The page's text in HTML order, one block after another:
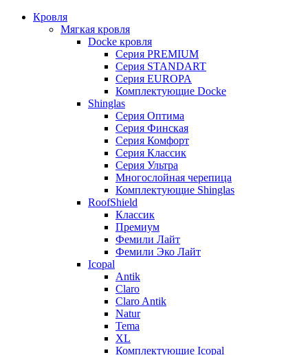
Кровля
Мягкая кровля
Docke кровля
Серия PREMIUM
Серия STANDART
Серия EUROPA
Комплектующие Docke
Shinglas
Серия Оптима
Серия Финская
Серия Комфорт
Серия Классик
Серия Ультра
Многослойная черепица
Комплектующие Shinglas
RoofShield
Классик
Премиум
Фемили Лайт
Фемили Эко Лайт
Icopal
Antik
Claro
Claro Antik
Natur
Tema
XL
Комплектующие Icopal